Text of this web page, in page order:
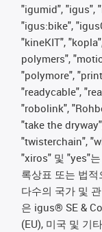
"igumid", "igus",
"igus:bike",
"kineKIT",
polymers",
"polymore",
"readycable",
"robolink",
"take the
"twisterchain",
"xiros" 및 "yes"
록상표 또는 법
다수의 국가 및
은 igus® SE &
(EU), 미국 및 기